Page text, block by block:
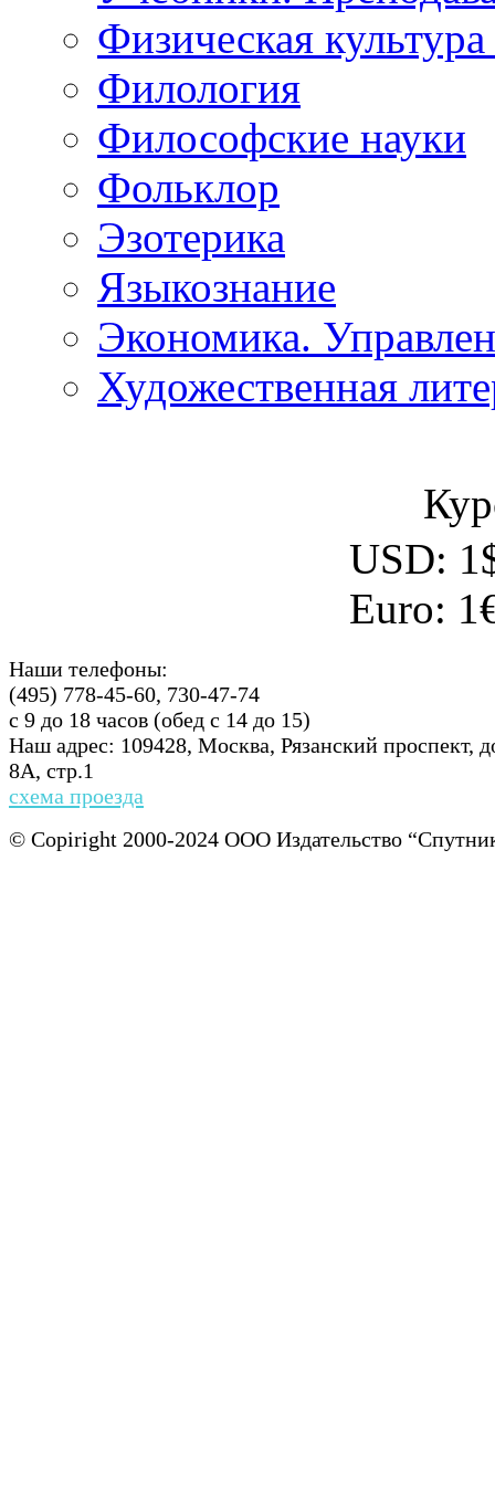
Физическая
Филология
Философские науки
Фольклор
Эзотерика
Языкознание
Экономика.
Художественная
USD:
Euro:
Наши телефоны:
(495) 778-45-60, 730-47-74
с 9 до 18 часов (обед с 14 до 15)
Наш адрес: 109428, Москва, Рязанский проспект,
8А, стр.1
схема проезда
© Copiright 2000-2024 ООО Издательство